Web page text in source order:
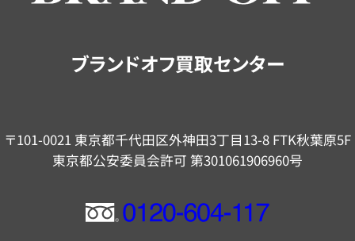
ブランドオフ買取センター
〒101-0021 東京都千代田区外神田3丁目13-8 FTK秋葉原5F
東京都公安委員会許可 第301061906960号
フ